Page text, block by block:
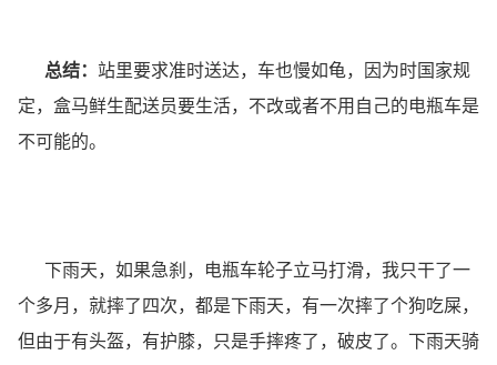
总结： 站里要求准时送达，车也慢如龟，因为时国家规
定，盒马鲜生配送员要生活，不改或者不用自己的电瓶车是
不可能的。
下雨天，如果急刹，电瓶车轮子立马打滑，我只干了一
个多月，就摔了四次，都是下雨天，有一次摔了个狗吃屎，
但由于有头盔，有护膝，只是手摔疼了，破皮了。下雨天骑